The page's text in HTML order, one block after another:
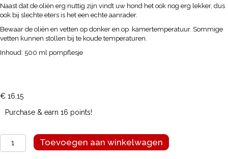
Naast dat de oliën erg nuttig zijn vindt uw hond het ook nog erg lekker, dus
ook bij slechte eters is het een echte aanrader.
Bewaar de oliën en vetten op donker en op kamertemperatuur. Sommige
vetten kunnen stollen bij te koude temperaturen.
Inhoud: 500 ml pompflesje
€ 16,15
Purchase & earn 16 points!
Natuurlijke
Toevoegen aan winkelwagen